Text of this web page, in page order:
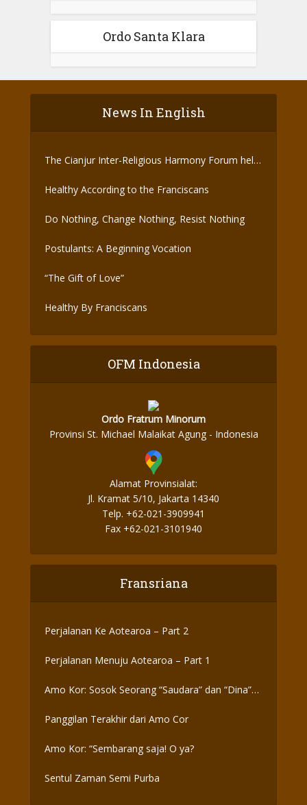
Ordo Santa Klara
News In English
The Cianjur Inter-Religious Harmony Forum held
Healthy According to the Franciscans
Do Nothing, Change Nothing, Resist Nothing
Postulants: A Beginning Vocation
“The Gift of Love”
Healthy By Franciscans
OFM Indonesia
Ordo Fratrum Minorum
Provinsi St. Michael Malaikat Agung - Indonesia
Alamat Provinsialat:
Jl. Kramat 5/10, Jakarta 14340
Telp. +62-021-3909941
Fax +62-021-3101940
Fransriana
Perjalanan Ke Aotearoa – Part 2
Perjalanan Menuju Aotearoa – Part 1
Amo Kor: Sosok Seorang “Saudara” dan “Dina”
Panggilan Terakhir dari Amo Cor
Amo Kor: “Sembarang saja! O ya?
Sentul Zaman Semi Purba